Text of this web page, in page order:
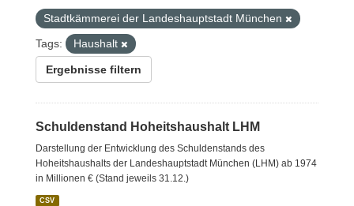
Stadtkämmerei der Landeshauptstadt München
Tags:
Haushalt
Ergebnisse filtern
Schuldenstand Hoheitshaushalt LHM
Darstellung der Entwicklung des Schuldenstands des
Hoheitshaushalts der Landeshauptstadt München (LHM) ab 1974
in Millionen € (Stand jeweils 31.12.)
CSV